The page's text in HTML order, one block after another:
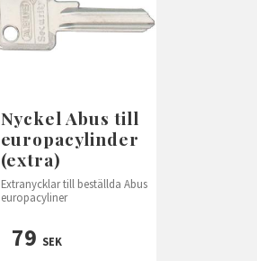
Nyckel Abus till
europacylinder
(extra)
Extranycklar till beställda Abus
europacyliner
79 SEK